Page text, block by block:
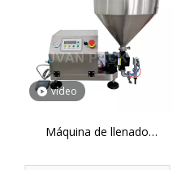
vídeo
Máquina de llenado